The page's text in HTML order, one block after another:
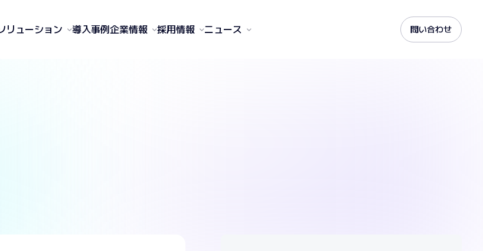
リューション 導入事例企業情報 採用情報 ニュース 問い合わせ